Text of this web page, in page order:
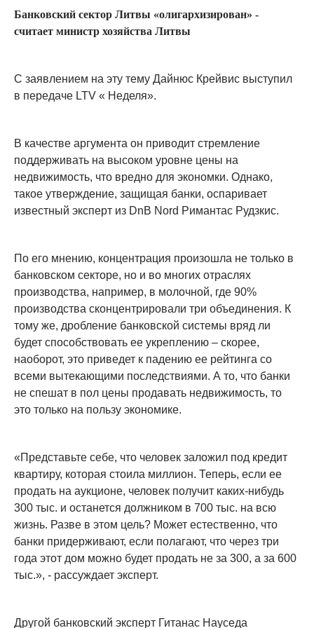
Банковский сектор Литвы «олигархизирован» -
считает министр хозяйства Литвы
С заявлением на эту тему Дайнюс Крейвис выступил
в передаче LTV « Неделя».
В качестве аргумента он приводит стремление
поддерживать на высоком уровне цены на
недвижимость, что вредно для экономки. Однако,
такое утверждение, защищая банки, оспаривает
известный эксперт из DnB Nord Римантас Рудзкис.
По его мнению, концентрация произошла не только в
банковском секторе, но и во многих отраслях
производства, например, в молочной, где 90%
производства сконцентрировали три объединения. К
тому же, дробление банковской системы вряд ли
будет способствовать ее укреплению – скорее,
наоборот, это приведет к падению ее рейтинга со
всеми вытекающими последствиями. А то, что банки
не спешат в пол цены продавать недвижимость, то
это только на пользу экономике.
«Представьте себе, что человек заложил под кредит
квартиру, которая стоила миллион. Теперь, если ее
продать на аукционе, человек получит каких-нибудь
300 тыс. и останется должником в 700 тыс. на всю
жизнь. Разве в этом цель? Может естественно, что
банки придерживают, если полагают, что через три
года этот дом можно будет продать не за 300, а за 600
тыс.», - рассуждает эксперт.
Другой банковский эксперт Гитанас Науседа